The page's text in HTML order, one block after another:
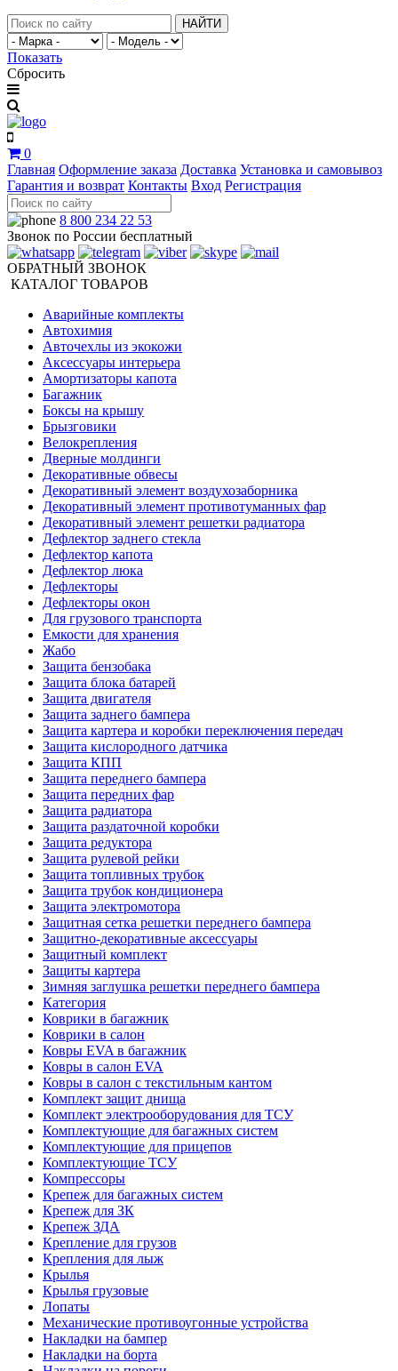
НАЙТИ
Показать
Сбросить
0
Главная Оформление заказа Доставка Установка и самовывоз
Гарантия и возврат Контакты Вход Регистрация
8 800 234 22 53
Звонок по России бесплатный
ОБРАТНЫЙ ЗВОНОК
КАТАЛОГ ТОВАРОВ
Аварийные комплекты
Автохимия
Авточехлы из экокожи
Аксессуары интерьера
Амортизаторы капота
Багажник
Боксы на крышу
Брызговики
Велокрепления
Дверные молдинги
Декоративные обвесы
Декоративный элемент воздухозаборника
Декоративный элемент противотуманных фар
Декоративный элемент решетки радиатора
Дефлектор заднего стекла
Дефлектор капота
Дефлектор люка
Дефлекторы
Дефлекторы окон
Для грузового транспорта
Емкости для хранения
Жабо
Защита бензобака
Защита блока батарей
Защита двигателя
Защита заднего бампера
Защита картера и коробки переключения передач
Защита кислородного датчика
Защита КПП
Защита переднего бампера
Защита передних фар
Защита радиатора
Защита раздаточной коробки
Защита редуктора
Защита рулевой рейки
Защита топливных трубок
Защита трубок кондиционера
Защита электромотора
Защитная сетка решетки переднего бампера
Защитно-декоративные аксессуары
Защитный комплект
Защиты картера
Зимняя заглушка решетки переднего бампера
Категория
Коврики в багажник
Коврики в салон
Ковры EVA в багажник
Ковры в салон EVA
Ковры в салон с текстильным кантом
Комплект защит днища
Комплект электрооборудования для ТСУ
Комплектующие для багажных систем
Комплектующие для прицепов
Комплектующие ТСУ
Компрессоры
Крепеж для багажных систем
Крепеж для ЗК
Крепеж ЗДА
Крепление для грузов
Крепления для лыж
Крылья
Крылья грузовые
Лопаты
Механические противоугонные устройства
Накладки на бампер
Накладки на борта